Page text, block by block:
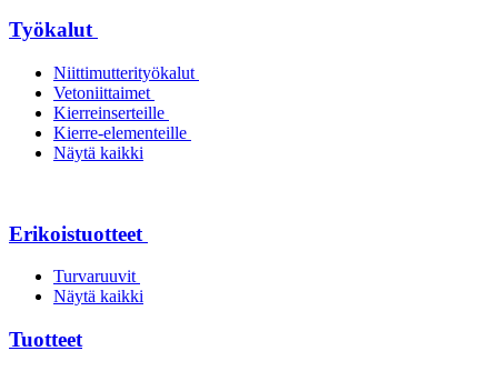
Työkalut
Niittimutterityökalut
Vetoniittaimet
Kierreinserteille
Kierre-elementeille
Näytä kaikki
Erikoistuotteet
Turvaruuvit
Näytä kaikki
Tuotteet